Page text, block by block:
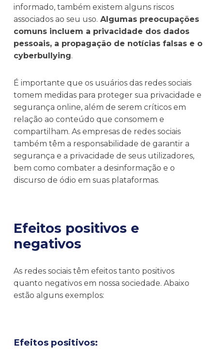
informado, também existem alguns riscos
associados ao seu uso. Algumas preocupações
comuns incluem a privacidade dos dados
pessoais, a propagação de notícias falsas e o
cyberbullying.
É importante que os usuários das redes sociais
tomem medidas para proteger sua privacidade e
segurança online, além de serem críticos em
relação ao conteúdo que consomem e
compartilham. As empresas de redes sociais
também têm a responsabilidade de garantir a
segurança e a privacidade de seus utilizadores,
bem como combater a desinformação e o
discurso de ódio em suas plataformas.
Efeitos positivos e
negativos
As redes sociais têm efeitos tanto positivos
quanto negativos em nossa sociedade. Abaixo
estão alguns exemplos:
Efeitos positivos: